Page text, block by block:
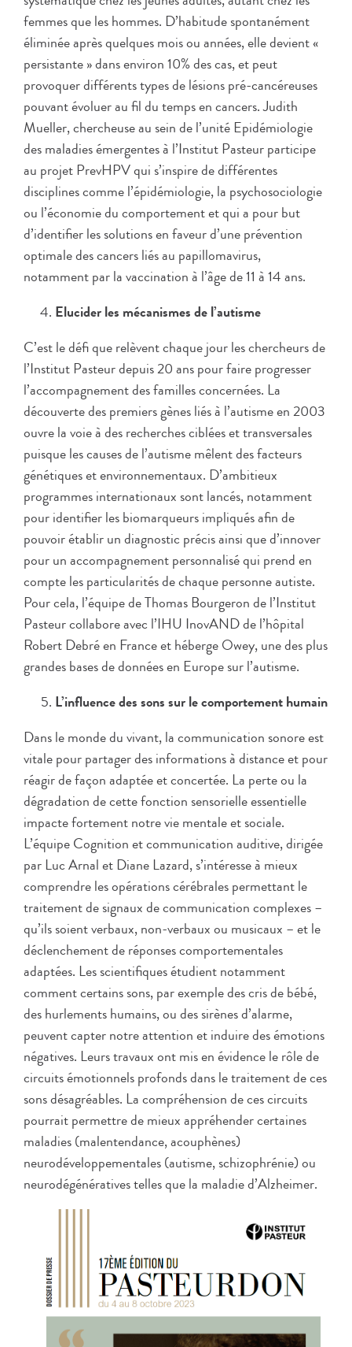
femmes que les hommes. D’habitude spontanément
éliminée après quelques mois ou années, elle devient «
persistante » dans environ 10% des cas, et peut
provoquer différents types de lésions pré-cancéreuses
pouvant évoluer au fil du temps en cancers. Judith
Mueller, chercheuse au sein de l’unité Epidémiologie
des maladies émergentes à l’Institut Pasteur participe
au projet PrevHPV qui s’inspire de différentes
disciplines comme l’épidémiologie, la psychosociologie
ou l’économie du comportement et qui a pour but
d’identifier les solutions en faveur d’une prévention
optimale des cancers liés au papillomavirus,
notamment par la vaccination à l’âge de 11 à 14 ans.
Elucider les mécanismes de l’autisme
C’est le défi que relèvent chaque jour les chercheurs de
l’Institut Pasteur depuis 20 ans pour faire progresser
l’accompagnement des familles concernées. La
découverte des premiers gènes liés à l’autisme en 2003
ouvre la voie à des recherches ciblées et transversales
puisque les causes de l’autisme mêlent des facteurs
génétiques et environnementaux. D’ambitieux
programmes internationaux sont lancés, notamment
pour identifier les biomarqueurs impliqués afin de
pouvoir établir un diagnostic précis ainsi que d’innover
pour un accompagnement personnalisé qui prend en
compte les particularités de chaque personne autiste.
Pour cela, l’équipe de Thomas Bourgeron de l’Institut
Pasteur collabore avec l’IHU InovAND de l’hôpital
Robert Debré en France et héberge Owey, une des plus
grandes bases de données en Europe sur l’autisme.
L’influence des sons sur le comportement humain
Dans le monde du vivant, la communication sonore est
vitale pour partager des informations à distance et pour
réagir de façon adaptée et concertée. La perte ou la
dégradation de cette fonction sensorielle essentielle
impacte fortement notre vie mentale et sociale.
L’équipe Cognition et communication auditive, dirigée
par Luc Arnal et Diane Lazard, s’intéresse à mieux
comprendre les opérations cérébrales permettant le
traitement de signaux de communication complexes –
qu’ils soient verbaux, non-verbaux ou musicaux – et le
déclenchement de réponses comportementales
adaptées. Les scientifiques étudient notamment
comment certains sons, par exemple des cris de bébé,
des hurlements humains, ou des sirènes d’alarme,
peuvent capter notre attention et induire des émotions
négatives. Leurs travaux ont mis en évidence le rôle de
circuits émotionnels profonds dans le traitement de ces
sons désagréables. La compréhension de ces circuits
pourrait permettre de mieux appréhender certaines
maladies (malentendance, acouphènes)
neurodéveloppementales (autisme, schizophrénie) ou
neurodégénératives telles que la maladie d’Alzheimer.